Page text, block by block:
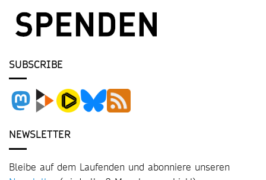
SUBSCRIBE
NEWSLETTER
Bleibe auf dem Laufenden und abonniere unseren